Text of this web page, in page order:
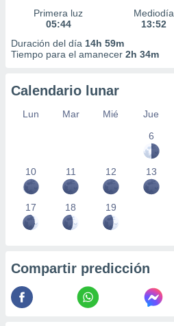
Primera luz
05:44
Mediodía
13:52
Duración del día 14h 59m
Tiempo para el amanecer 2h 34m
Calendario lunar
Lun Mar Mié Jue
6
10 11 12 13
17 18 19
Compartir predicción